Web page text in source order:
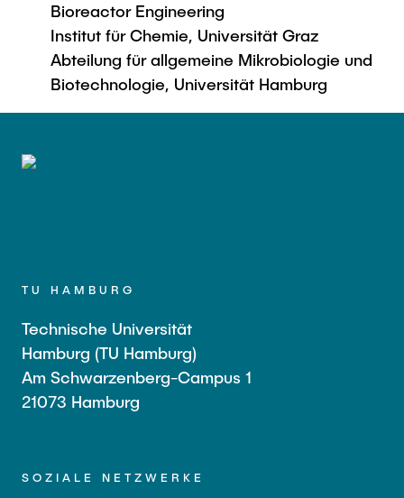
Bioreactor Engineering
Institut für Chemie, Universität Graz
Abteilung für allgemeine Mikrobiologie und
Biotechnologie, Universität Hamburg
TU HAMBURG
Technische Universität
Hamburg (TU Hamburg)
Am Schwarzenberg-Campus 1
21073 Hamburg
SOZIALE NETZWERKE